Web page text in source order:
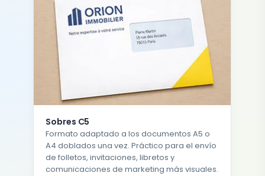
Sobres C5
Formato adaptado a los documentos A5 o
A4 doblados una vez. Práctico para el envío
de folletos, invitaciones, libretos y
comunicaciones de marketing más visuales.